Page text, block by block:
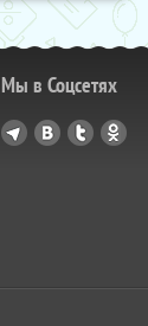
Мы в Соцсетях